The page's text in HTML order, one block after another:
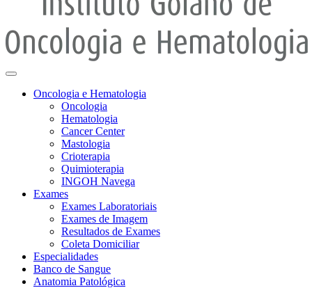
Oncologia e Hematologia
Oncologia
Hematologia
Cancer Center
Mastologia
Crioterapia
Quimioterapia
INGOH Navega
Exames
Exames Laboratoriais
Exames de Imagem
Resultados de Exames
Coleta Domiciliar
Especialidades
Banco de Sangue
Anatomia Patológica